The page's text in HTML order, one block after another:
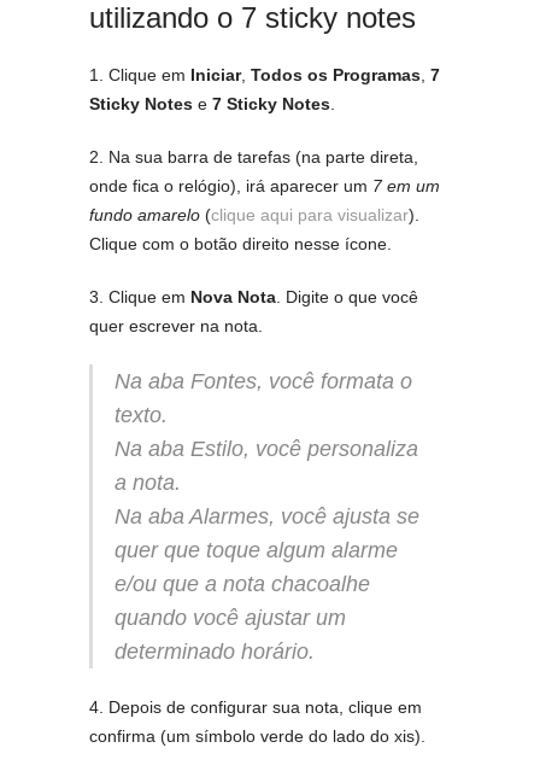
utilizando o 7 sticky notes
1. Clique em Iniciar, Todos os Programas, 7
Sticky Notes e 7 Sticky Notes.
2. Na sua barra de tarefas (na parte direta,
onde fica o relógio), irá aparecer um 7 em um
fundo amarelo (clique aqui para visualizar).
Clique com o botão direito nesse ícone.
3. Clique em Nova Nota. Digite o que você
quer escrever na nota.
Na aba Fontes, você formata o
texto.
Na aba Estilo, você personaliza
a nota.
Na abaAlarmes, você ajusta se
quer que toque algum alarme
e/ou que a nota chacoalhe
quando você ajustar um
determinado horário.
4. Depois de configurar sua nota, clique em
confirma (um símbolo verde do lado do xis).